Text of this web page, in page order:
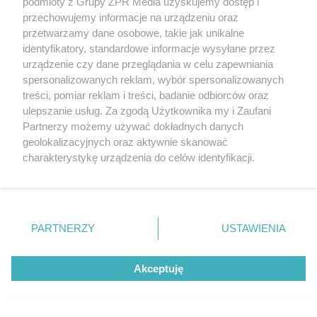
SPOSÓB NA SZKODNIKA
kuchni, by uciekł w popłochu
przechowujemy informacje na urządzeniu oraz
przetwarzamy dane osobowe, takie jak unikalne
identyfikatory, standardowe informacje wysyłane przez
urządzenie czy dane przeglądania w celu zapewniania
spersonalizowanych reklam, wybór spersonalizowanych
treści, pomiar reklam i treści, badanie odbiorców oraz
ulepszanie usług. Za zgodą Użytkownika my i Zaufani
Partnerzy możemy używać dokładnych danych
geolokalizacyjnych oraz aktywnie skanować
charakterystykę urządzenia do celów identyfikacji.
zmienić/wycofać klikając przycisk ustawień prywatności
znajdujący się w lewym dolnym rogu strony
rodzaje przetwarzania danych nie wymagają zgody
użytkownika, ale masz prawo sprzeciwić się takiemu
przetwarzaniu. Preferencje będą miały zastosowanie tylko
PARTNERZY USTAWIENIA
Akceptuję